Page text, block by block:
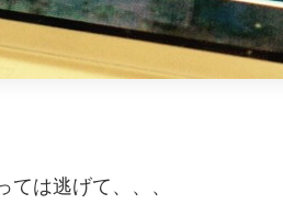
は逃げて、、、